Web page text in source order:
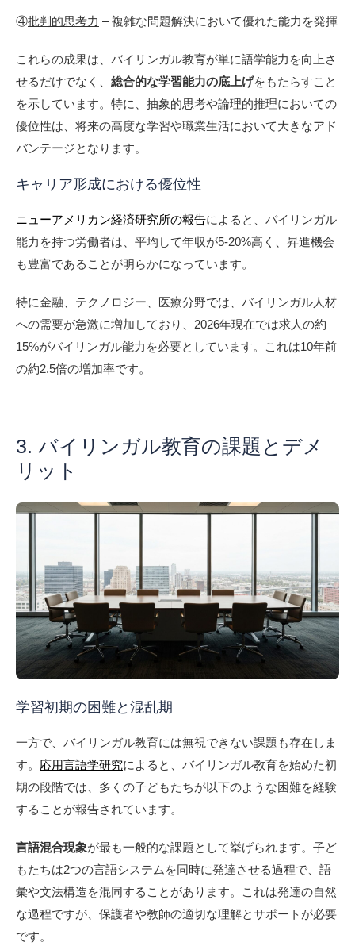
④批判的思考力 – 複雑な問題解決において優れた能力を発揮
これらの成果は、バイリンガル教育が単に語学能力を向上さ
せるだけでなく、 総合的な学習能力の底上げをもたらすこと
を示しています。特に、抽象的思考や論理的推理においての
優位性は、将来の高度な学習や職業生活において大きなアド
バンテージとなります。
キャリア形成における優位性
ニューアメリカン経済研究所の報告によると、バイリンガル
能力を持つ労働者は、平均して年収が5-20%高く、昇進機会
も豊富であることが明らかになっています。
特に金融、テクノロジー、医療分野では、バイリンガル人材
への需要が急激に増加しており、2026年現在では求人の約
15%がバイリンガル能力を必要としています。これは10年前
の約2.5倍の増加率です。
3. バイリンガル教育の課題とデメ
リット
学習初期の困難と混乱期
一方で、バイリンガル教育には無視できない課題も存在しま
す。 応用言語学研究によると、バイリンガル教育を始めた初
期の段階では、多くの子どもたちが以下のような困難を経験
することが報告されています。
言語混合現象が最も一般的な課題として挙げられます。子ど
もたちは2つの言語システムを同時に発達させる過程で、語
彙や文法構造を混同することがあります。これは発達の自然
な過程ですが、保護者や教師の適切な理解とサポートが必要
です。